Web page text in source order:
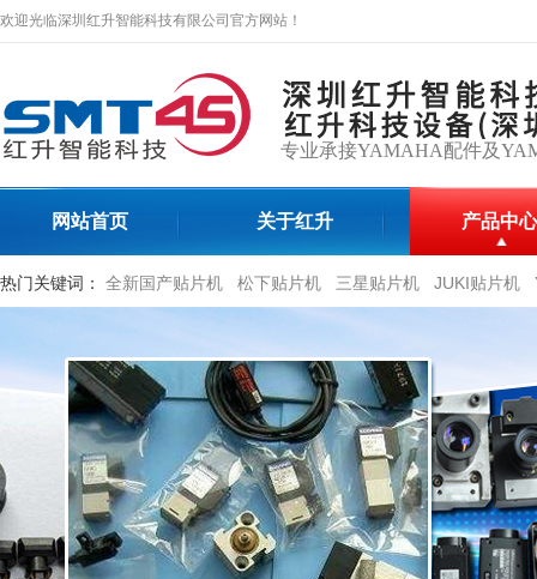
欢迎光临深圳红升智能科技有限公司官方网站！
专业承接YAMAHA配件及
网站首页 关于红升 产品中心
热门关键词： 全新国产贴片机 松下贴片机 三星贴片机 JUKI贴片机